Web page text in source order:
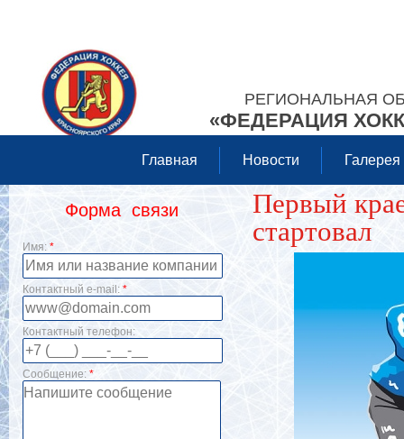
РЕГИОНАЛЬНАЯ
«ФЕДЕРАЦИЯ
Главная Новости Галерея
Форма связи
Имя: *
Контактный e-mail: *
Контактный телефон:
Сообщение: *
Первый
стартовал